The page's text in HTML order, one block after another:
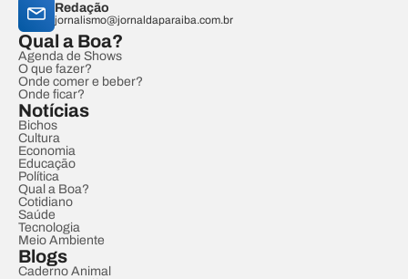
Redação
jornalismo@jornaldaparaiba.com.br
Qual a Boa?
Agenda de Shows
O que fazer?
Onde comer e beber?
Onde ficar?
Notícias
Bichos
Cultura
Economia
Educação
Política
Qual a Boa?
Cotidiano
Saúde
Tecnologia
Meio Ambiente
Blogs
Caderno Animal